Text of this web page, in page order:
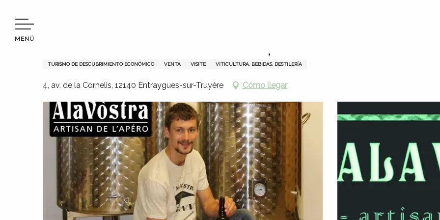
contenu
principal
MENÚ
TURISMO DE DESCUBRIMIENTO ECONÓMICO VENTA VISITE VITICULTURA, BEBIDAS, DESTILERÍA
4, av. de la Cornelis, 12140 Entraygues-sur-Truyère Cómo llegar